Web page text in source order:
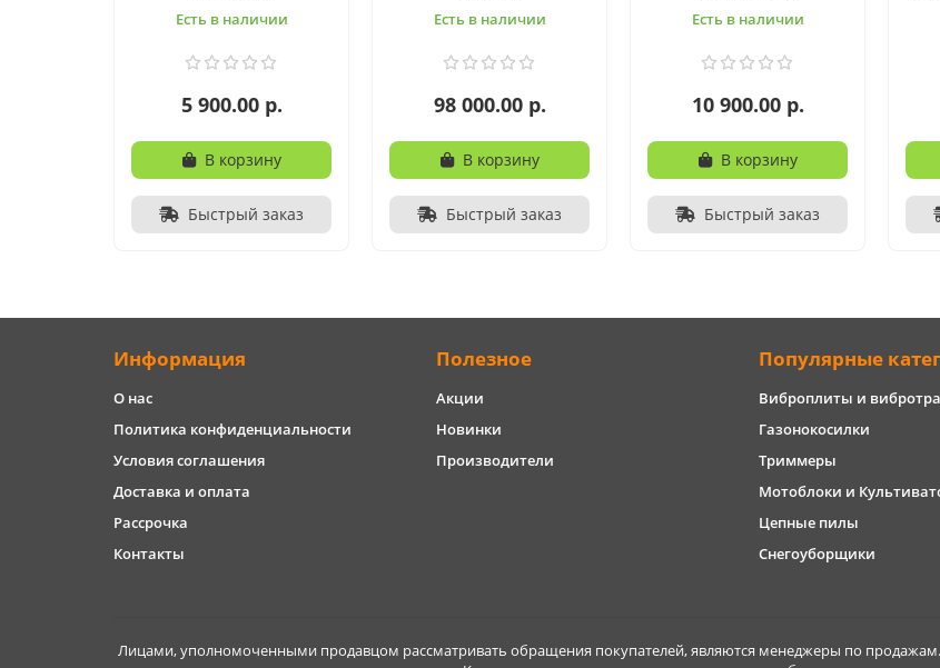
Есть в наличии
5 900.00 р.
В корзину
Быстрый заказ
Есть в наличии
98 000.00 р.
В корзину
Быстрый заказ
Есть в наличии
10 900.00 р.
В корзину
Быстрый заказ
Информация
О нас
Политика конфиденциальности
Условия соглашения
Доставка и оплата
Рассрочка
Контакты
Полезное
Акции
Новинки
Производители
Популярные
Виброплиты и
Газонокосилки
Триммеры
Мотоблоки и
Цепные пилы
Снегоуборщики
Лицами, уполномоченными продавцом рассматривать обращения покупателей, являются менеджеры по